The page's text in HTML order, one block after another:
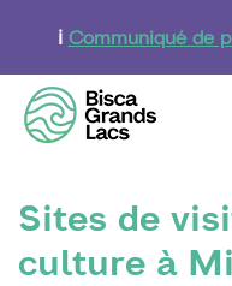
principal
ℹ️ Communiqué de
Sites de
culture à